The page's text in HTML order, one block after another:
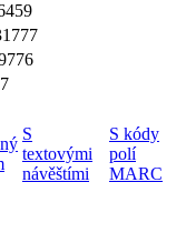
S
textovými
návěštími
S kódy
polí
MARC